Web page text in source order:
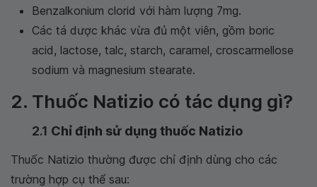
Benzalkonium clorid với hàm lượng 7mg.
Các tá dược khác vừa đủ một viên, gồm boric
acid, lactose, talc, starch, caramel, croscarmellose
sodium và magnesium stearate.
2. Thuốc Natizio có tác dụng gì?
2.1 Chỉ định sử dụng thuốc Natizio
Thuốc Natizio thường được chỉ định dùng cho các
trường hợp cụ thể sau: